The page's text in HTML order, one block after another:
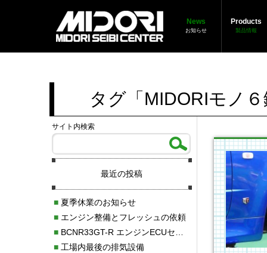
News
お知らせ
Products
製品情報
タグ「MIDORIモノ
サイト内検索
最近の投稿
■夏季休業のお知らせ
■エンジン整備とフレッシュの依頼
■BCNR33GT-R エンジンECUセッティング調整
■工場内最後の排気設備